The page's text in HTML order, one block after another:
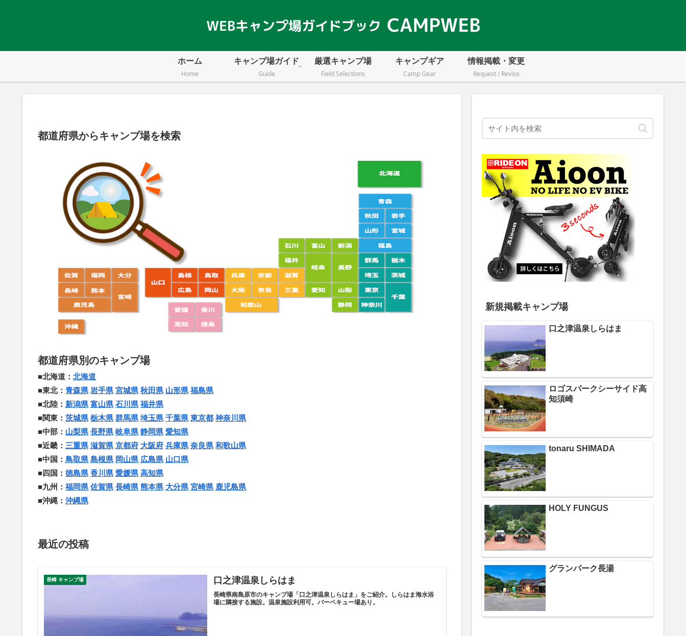
ホーム
Home
キャンプ場ガイド
Guide
厳選キャンプ場
Field Selections
キャンプギア
Camp Gear
情報掲載・変更
Request / Revise
都道府県からキャンプ場を検索
都道府県別のキャンプ場
■北海道： 北海道
■東北： 青森県 岩手県 宮城県 秋田県 山形県 福島県
■北陸： 新潟県 富山県 石川県 福井県
■関東： 茨城県 栃木県 群馬県 埼玉県 千葉県 東京都 神奈川県
■中部： 山梨県 長野県 岐阜県 静岡県 愛知県
■近畿： 三重県 滋賀県 京都府 大阪府 兵庫県 奈良県 和歌山県
■中国： 鳥取県 島根県 岡山県 広島県 山口県
■四国： 徳島県 香川県 愛媛県 高知県
■九州： 福岡県 佐賀県 長崎県 熊本県 大分県 宮崎県 鹿児島県
■沖縄： 沖縄県
最近の投稿
長崎 キャンプ場 口之津温泉しらはま
長崎県南島原市のキャンプ場「口之津温泉しらはま」をご紹介。しらはま海水浴
場に隣接する施設。温泉施設利用可。バーベキュー場あり。
新規掲載キャンプ場
口之津温泉しらはま
ロゴスパークシーサイド高
知須崎
tonaru SHIMADA
HOLY FUNGUS
グランパーク長湯